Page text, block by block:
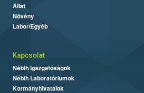
Állat
Növény
Labor/Egyéb
Kapcsolat
Nébih Igazgatóságok
Nébih Laboratóriumok
Kormányhivatalok